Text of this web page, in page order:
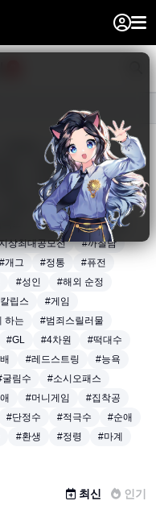
#재회물
#엉뚱발랄녀
#트라우마
#전쟁
#생존
#용병
#왕족/귀족
상최대공모전
#까칠남
#개그 #정통
#퓨전
#성인
#해외 순정
립스
#게임
하는
#범죄스릴러물
#GL #4차원
#떡대수
#레드스트링
#능욕
굴림수
#소시오패스
#머니게임
#집착공
#단정수 #적극수
#순애
#환생 #정령
#마계
최신 인기